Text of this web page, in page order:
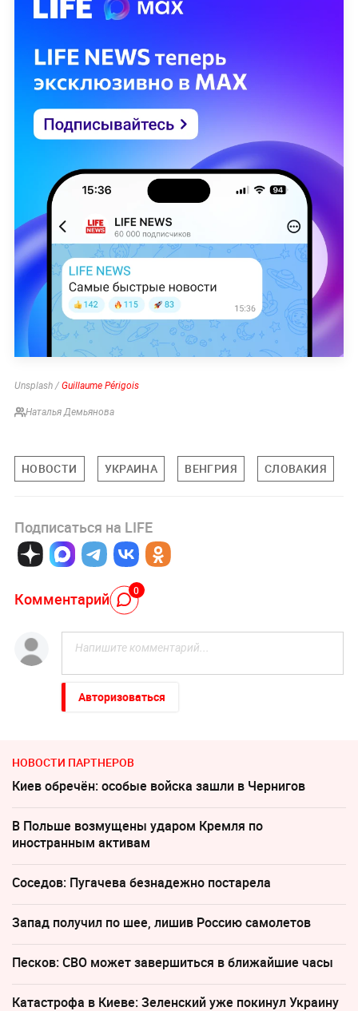
Unsplash / Guillaume Périgois
Наталья Демьянова
НОВОСТИ УКРАИНА ВЕНГРИЯ СЛОВАКИЯ
Подписаться на LIFE
Комментарий 0
Авторизоваться
НОВОСТИ ПАРТНЕРОВ
Киев обречён: особые войска зашли в Чернигов
В Польше возмущены ударом Кремля по
иностранным активам
Соседов: Пугачева безнадежно постарела
Запад получил по шее, лишив Россию самолетов
Песков: СВО может завершиться в ближайшие часы
Катастрофа в Киеве: Зеленский уже покинул Украину